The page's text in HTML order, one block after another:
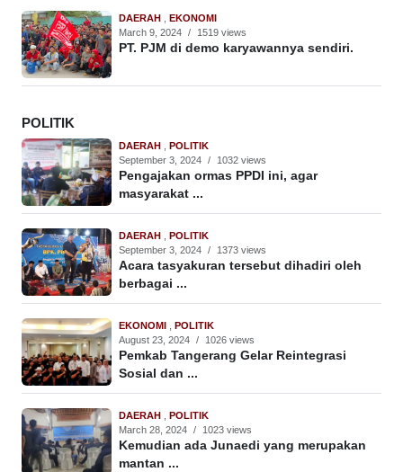
DAERAH
EKONOMI
March 9, 2024 / 1519 views
PT. PJM di demo karyawannya sendiri.
POLITIK
DAERAH
POLITIK
September 3, 2024 / 1032 views
Pengajakan ormas PPDI ini, agar
masyarakat ...
DAERAH
POLITIK
September 3, 2024 / 1373 views
Acara tasyakuran tersebut dihadiri oleh
berbagai ...
EKONOMI
POLITIK
August 23, 2024 / 1026 views
Pemkab Tangerang Gelar Reintegrasi
Sosial dan ...
DAERAH
POLITIK
March 28, 2024 / 1023 views
Kemudian ada Junaedi yang merupakan
mantan ...